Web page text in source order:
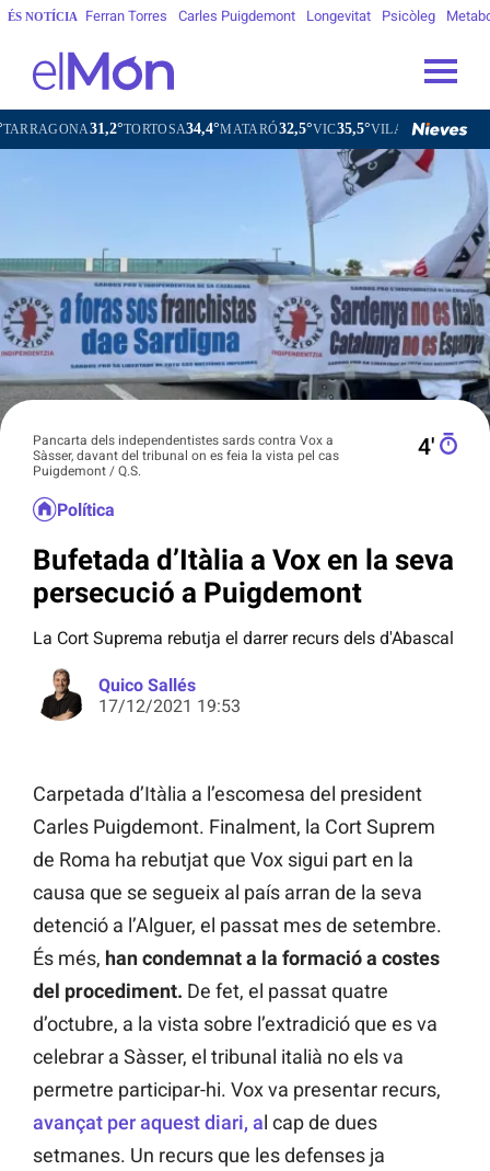
ÉS NOTÍCIA Ferran Torres Carles Puigdemont Longevitat Psicòleg
31,2°TORTOSA34,4°MATARÓ32,5°VIC35,5°VILAFRANCA DEL PENEDÈS
Pancarta dels independentistes sards contra Vox a
Sàsser, davant del tribunal on es feia la vista pel cas
Puigdemont / Q.S.
4′
Política
Bufetada d’Itàlia a Vox en la seva
persecució a Puigdemont
La Cort Suprema rebutja el darrer recurs dels d'Abascal
Quico Sallés
17/12/2021 19:53
Carpetada d’Itàlia a l’escomesa del president
Carles Puigdemont. Finalment, la Cort Suprem
de Roma ha rebutjat que Vox sigui part en la
causa que se segueix al país arran de la seva
detenció a l’Alguer, el passat mes de setembre.
És més, han condemnat a la formació a costes
del procediment. De fet, el passat quatre
d’octubre, a la vista sobre l’extradició que es va
celebrar a Sàsser, el tribunal italià no els va
permetre participar-hi. Vox va presentar recurs,
avançat per aquest diari, al cap de dues
setmanes. Un recurs que les defenses ja